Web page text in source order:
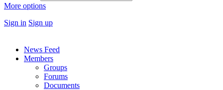
More options
Sign in Sign up
News Feed
Members
Groups
Forums
Documents